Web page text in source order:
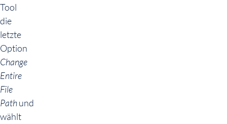
Tool
die
letzte
Option
Change
Entire
File
Pathund
wählt